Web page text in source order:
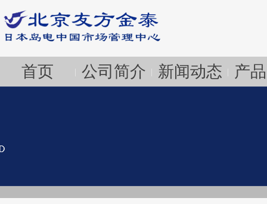
首页 | 公司简介 | 新闻动态 | 产